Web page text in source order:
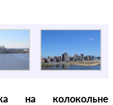
на колокольне